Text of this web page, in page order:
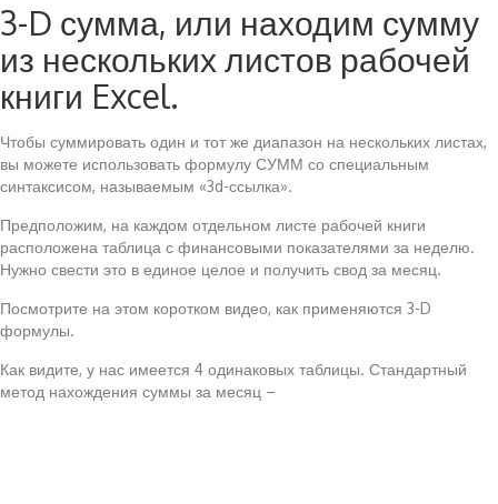
3-D сумма, или находим сумму
из нескольких листов рабочей
книги Excel.
Чтобы суммировать один и тот же диапазон на нескольких листах,
вы можете использовать формулу СУММ со специальным
синтаксисом, называемым «3d-ссылка».
Предположим, на каждом отдельном листе рабочей книги
расположена таблица с финансовыми показателями за неделю.
Нужно свести это в единое целое и получить свод за месяц.
Посмотрите на этом коротком видео, как применяются 3-D
формулы.
Как видите, у нас имеется 4 одинаковых таблицы. Стандартный
метод нахождения суммы за месяц –